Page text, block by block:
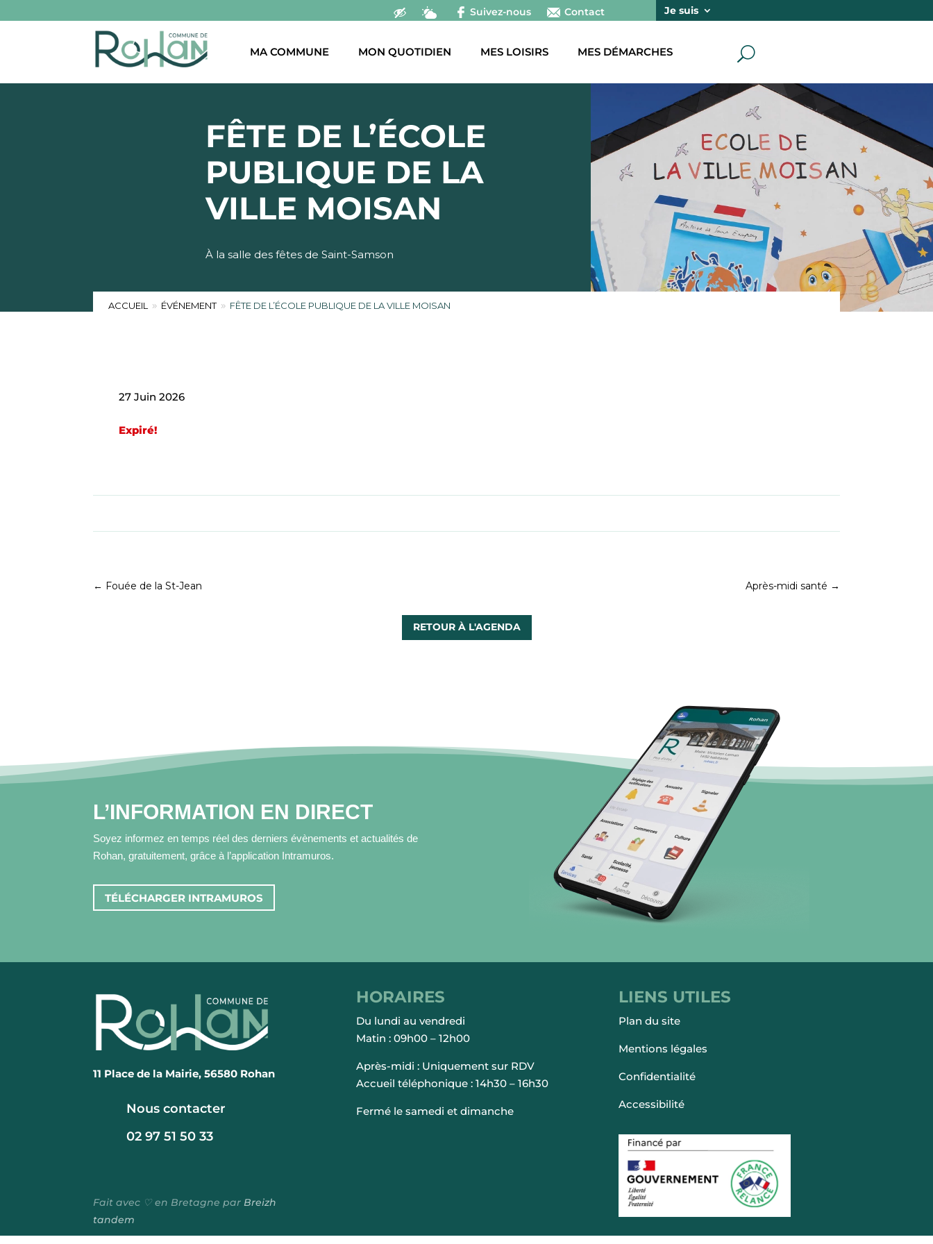
Suivez-nous Contact Je suis
MA COMMUNE MON QUOTIDIEN MES LOISIRS MES DÉMARCHES U
FÊTE DE L’ÉCOLE
PUBLIQUE DE LA
VILLE MOISAN
À la salle des fêtes de Saint-Samson
ACCUEIL 9 ÉVÉNEMENT 9 FÊTE DE L’ÉCOLE PUBLIQUE DE LA VILLE MOISAN
27 Juin 2026
Expiré!
← Fouée de la St-Jean Après-midi santé →
RETOUR À L'AGENDA
L’INFORMATION EN DIRECT
Soyez informez en temps réel des derniers évènements et actualités de
Rohan, gratuitement, grâce à l’application Intramuros.
TÉLÉCHARGER INTRAMUROS
11 Place de la Mairie, 56580 Rohan
Nous contacter
02 97 51 50 33
HORAIRES
Du lundi au vendredi
Matin : 09h00 – 12h00
Après-midi : Uniquement sur RDV
Accueil téléphonique : 14h30 – 16h30
Fermé le samedi et dimanche
LIENS UTILES
Plan du site
Mentions légales
Confidentialité
Accessibilité
Fait avec ♡ en Bretagne parBreizh
tandem